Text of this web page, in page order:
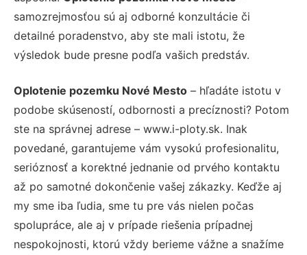
samozrejmosťou sú aj odborné konzultácie či
detailné poradenstvo, aby ste mali istotu, že
výsledok bude presne podľa vašich predstáv.
Oplotenie pozemku Nové Mesto – hľadáte istotu v
podobe skúseností, odbornosti a precíznosti? Potom
ste na správnej adrese – www.i-ploty.sk. Inak
povedané, garantujeme vám vysokú profesionalitu,
serióznosť a korektné jednanie od prvého kontaktu
až po samotné dokončenie vašej zákazky. Keďže aj
my sme iba ľudia, sme tu pre vás nielen počas
spolupráce, ale aj v prípade riešenia prípadnej
nespokojnosti, ktorú vždy berieme vážne a snažíme